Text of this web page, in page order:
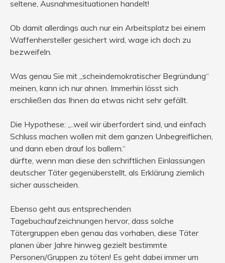
seltene, Ausnahmesituationen handelt!
Ob damit allerdings auch nur ein Arbeitsplatz bei einem
Waffenhersteller gesichert wird, wage ich doch zu
bezweifeln.
Was genau Sie mit „scheindemokratischer Begründung“
meinen, kann ich nur ahnen. Immerhin lässt sich
erschließen das Ihnen da etwas nicht sehr gefällt.
Die Hypothese: „..weil wir überfordert sind, und einfach
Schluss machen wollen mit dem ganzen Unbegreiflichen,
und dann eben drauf los ballern.“
dürfte, wenn man diese den schriftlichen Einlassungen
deutscher Täter gegenüberstellt, als Erklärung ziemlich
sicher ausscheiden.
Ebenso geht aus entsprechenden
Tagebuchaufzeichnungen hervor, dass solche
Tätergruppen eben genau das vorhaben, diese Täter
planen über Jahre hinweg gezielt bestimmte
Personen/Gruppen zu töten! Es geht dabei immer um